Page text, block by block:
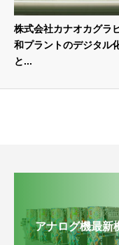
株式会社カナオカグラ
和プラントのデジタル
と...
アナログ機最新